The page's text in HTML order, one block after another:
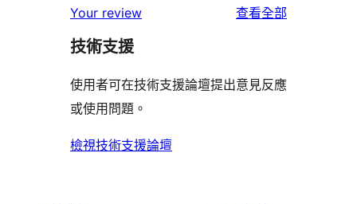
者
論
用
者
論
使
用
評
論
星
使
者
評
論
1
星
用
者
評
Your review 查看全部
評
技術支援
使用者可在技術支援論壇提出意見反應
或使用問題。
檢視技術支援論壇